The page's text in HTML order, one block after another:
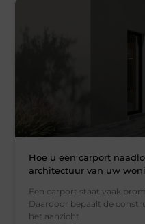
Hoe u een carport
architectuur van uw
Een carport staat vaak
Daardoor bepaalt de
het aanzicht